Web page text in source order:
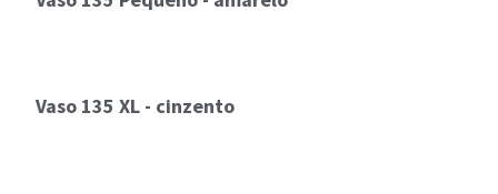
Vaso 135 XL - cinzento